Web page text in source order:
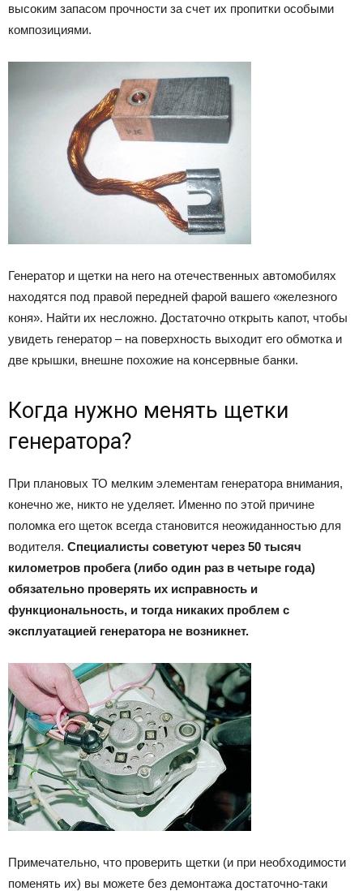
высоким запасом прочности за счет их пропитки особыми
композициями.
Генератор и щетки на него на отечественных автомобилях
находятся под правой передней фарой вашего «железного
коня». Найти их несложно. Достаточно открыть капот, чтобы
увидеть генератор – на поверхность выходит его обмотка и
две крышки, внешне похожие на консервные банки.
Когда нужно менять щетки
генератора?
При плановых ТО мелким элементам генератора внимания,
конечно же, никто не уделяет. Именно по этой причине
поломка его щеток всегда становится неожиданностью для
водителя. Специалисты советуют через 50 тысяч
километров пробега (либо один раз в четыре года)
обязательно проверять их исправность и
функциональность, и тогда никаких проблем с
эксплуатацией генератора не возникнет.
Примечательно, что проверить щетки (и при необходимости
поменять их) вы можете без демонтажа достаточно-таки